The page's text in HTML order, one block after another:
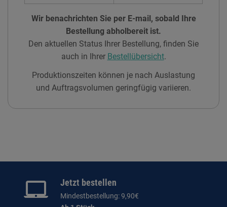
Wir benachrichten Sie per E-mail, sobald Ihre
Bestellung abholbereit ist.
Den aktuellen Status Ihrer Bestellung, finden Sie
auch in Ihrer Bestellübersicht.
Produktionszeiten können je nach Auslastung
und Auftragsvolumen geringfügig variieren.
Jetzt bestellen
Mindestbestellung: 9,90€